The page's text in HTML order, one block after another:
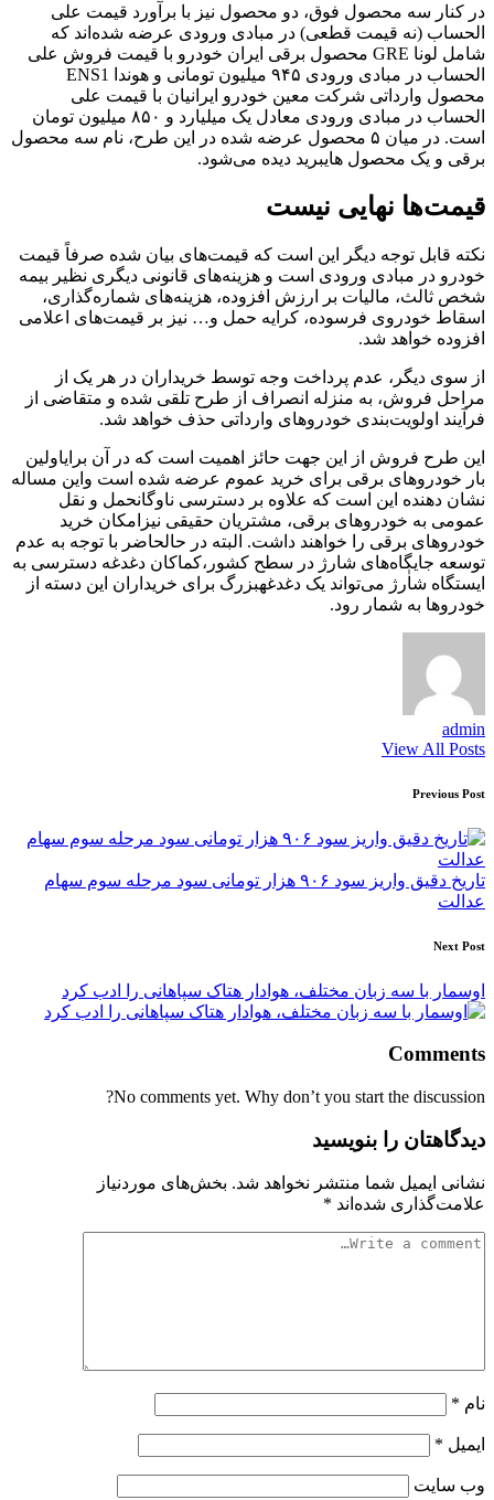
در کنار سه محصول فوق، دو محصول نیز با برآورد قیمت علی
الحساب (نه قیمت قطعی) در مبادی ورودی عرضه شده‌اند که
شامل لونا GRE محصول برقی ایران خودرو با قیمت فروش علی
الحساب در مبادی ورودی ۹۴۵ میلیون تومانی و هوندا ENS1
محصول وارداتی شرکت معین خودرو ایرانیان با قیمت علی
الحساب در مبادی ورودی معادل یک میلیارد و ۸۵۰ میلیون تومان
است. در میان ۵ محصول عرضه شده در این طرح، نام سه محصول
برقی و یک محصول هایبرید دیده می‌شود.
قیمت‌ها نهایی نیست
نکته قابل توجه دیگر این است که قیمت‌های بیان شده صرفاً قیمت
خودرو در مبادی ورودی است و هزینه‌های قانونی دیگری نظیر بیمه
شخص ثالث، مالیات بر ارزش افزوده، هزینه‌های شماره‌گذاری،
اسقاط خودروی فرسوده، کرایه حمل و… نیز بر قیمت‌های اعلامی
افزوده خواهد شد.
از سوی دیگر، عدم پرداخت وجه توسط خریداران در هر یک از
مراحل فروش، به منزله انصراف از طرح تلقی شده و متقاضی از
فرآیند اولویت‌بندی خودروهای وارداتی حذف خواهد شد.
این طرح فروش از این جهت حائز اهمیت است که در آن برایاولین
بار خودروهای برقی برای خرید عموم عرضه شده است واین مساله
نشان دهنده این است که علاوه بر دسترسی ناوگانحمل و نقل
عمومی به خودروهای برقی، مشتریان حقیقی نیزامکان خرید
خودروهای برقی را خواهند داشت. البته در حالحاضر با توجه به عدم
توسعه جایگاه‌های شارژ در سطح کشور،کماکان دغدغه دسترسی به
ایستگاه شاٰرژ می‌تواند یک دغدغهبزرگ برای خریداران این دسته از
خودروها به شمار رود.
admin
View All Posts
Post
navigation
Previous Post
تاریخ دقیق واریز سود ۹۰۶ هزار تومانی ​سود مرحله سوم سهام
عدالت
Next Post
اوسمار با سه زبان مختلف، هوادار هتاک سپاهانی را ادب کرد
Comments
No comments yet. Why don’t you start the discussion?
دیدگاهتان را بنویسید
نشانی ایمیل شما منتشر نخواهد شد. بخش‌های موردنیاز
علامت‌گذاری شده‌اند *
نام *
ایمیل *
وب‌ سایت